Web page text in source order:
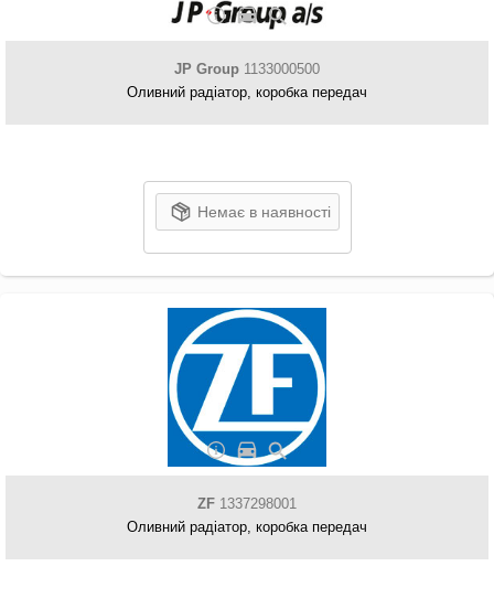
JP Group 1133000500
Оливний радіатор, коробка передач
Немає в наявності
ZF 1337298001
Оливний радіатор, коробка передач